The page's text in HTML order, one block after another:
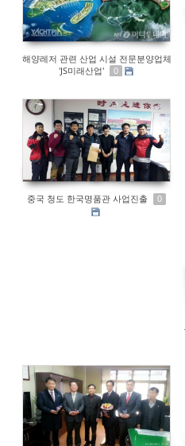
해양레저 관련 산업 시설 전문분양업체
'JS미래산업'
0
중국 청도 한국명품관 사업진출 0